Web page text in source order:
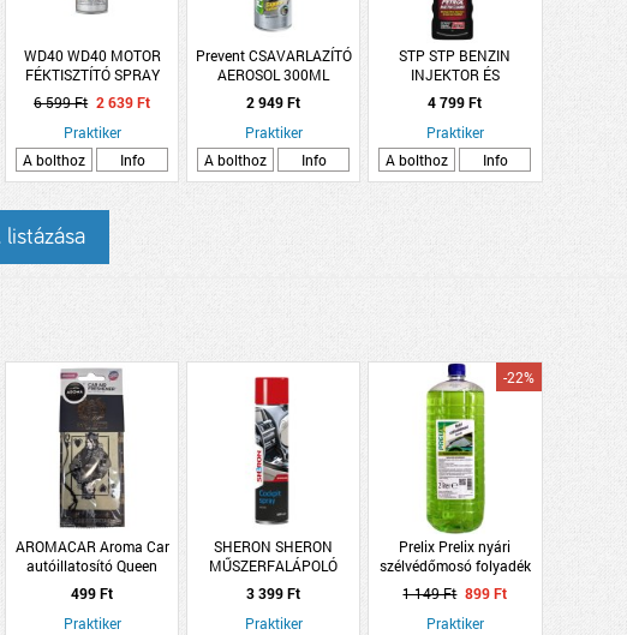
WD40 WD40 MOTOR
FÉKTISZTÍTÓ SPRAY
500ML
6 599 Ft 2 639 Ft
Praktiker
A bolthoz
Info
Prevent CSAVARLAZÍTÓ
AEROSOL 300ML
PREVENT
2 949 Ft
Praktiker
A bolthoz
Info
STP STP BENZIN
INJEKTOR ÉS
KARBURÁTOR
4 799 Ft
Praktiker
A bolthoz
Info
AROMACAR Aroma Car
autóillatosító Queen
499 Ft
Praktiker
SHERON SHERON
MŰSZERFALÁPOLÓ
AEROSOL 600ML
COCKPIT SPRAY DENIM
3 399 Ft
Praktiker
Prelix Prelix nyári
szélvédőmosó folyadék
2L
-22%
1 149 Ft 899 Ft
Praktiker